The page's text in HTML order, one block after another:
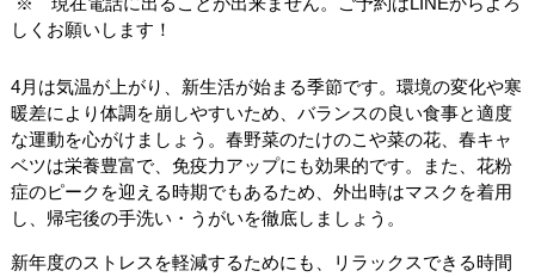
しくお願いします！
4月は気温が上がり、新生活が始まる季節です。環境の変化や寒
暖差により体調を崩しやすいため、バランスの良い食事と適度
な運動を心がけましょう。春野菜のたけのこや菜の花、春キャ
ベツは栄養豊富で、免疫力アップにも効果的です。また、花粉
症のピークを迎える時期でもあるため、外出時はマスクを着用
し、帰宅後の手洗い・うがいを徹底しましょう。
新年度のストレスを軽減するためにも、リラックスできる時間